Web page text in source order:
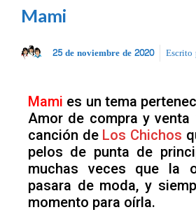
Mami
25 de noviembre de 2020
Mami es un tema
Amor de compra y venta
canción de Los Chichos
pelos de punta de
muchas veces que la
pasara de moda, y
momento para oírla.